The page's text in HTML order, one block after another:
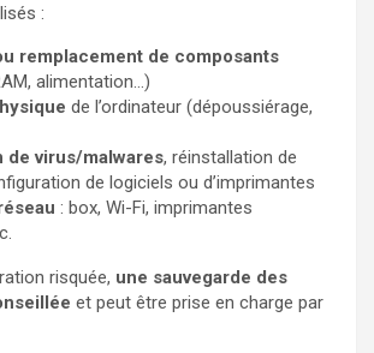
:
remplacement de composants
alimentation…)
de l’ordinateur (dépoussiérage,
de virus/malwares, réinstallation de
de logiciels ou d’imprimantes
: box, Wi-Fi, imprimantes
risquée, une sauvegarde des
et peut être prise en charge par